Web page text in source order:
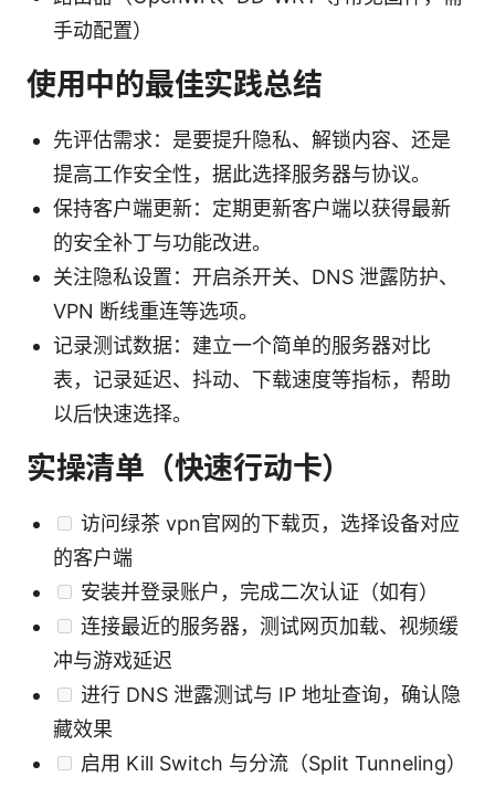
手动配置）
使用中的最佳实践总结
先评估需求：是要提升隐私、解锁内容、还是
提高工作安全性，据此选择服务器与协议。
保持客户端更新：定期更新客户端以获得最新
的安全补丁与功能改进。
关注隐私设置：开启杀开关、DNS 泄露防护、
VPN 断线重连等选项。
记录测试数据：建立一个简单的服务器对比
表，记录延迟、抖动、下载速度等指标，帮助
以后快速选择。
实操清单（快速行动卡）
访问绿茶 vpn官网的下载页，选择设备对应
的客户端
安装并登录账户，完成二次认证（如有）
连接最近的服务器，测试网页加载、视频缓
冲与游戏延迟
进行 DNS 泄露测试与 IP 地址查询，确认隐
藏效果
启用 Kill Switch 与分流（Split Tunneling）